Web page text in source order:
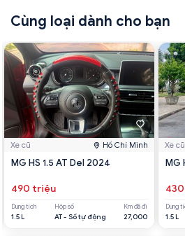
Cùng loại dành cho bạn
Xe cũ Hồ Chí Minh
MG HS 1.5 AT Del 2024
490 triệu
Dung tích
1.5 L
Hộp số
AT - Số tự động
Km đã đi
27,000
Xe cũ
MG
Dung
1.5 L